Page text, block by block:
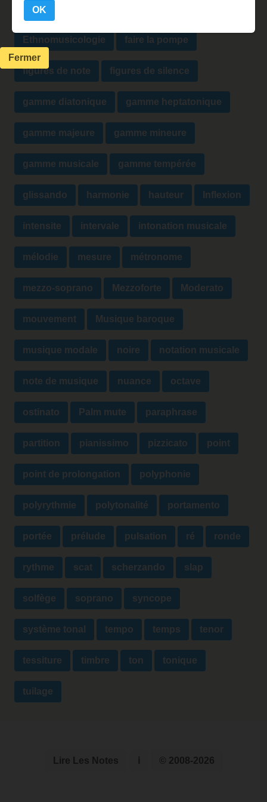
échelle chromatique
Ethnomusicologie faire la pompe
figures de note figures de silence
gamme diatonique gamme heptatonique
gamme majeure gamme mineure
gamme musicale gamme tempérée
glissando harmonie hauteur Inflexion
intensite intervale intonation musicale
mélodie mesure métronome
mezzo-soprano Mezzoforte Moderato
mouvement Musique baroque
musique modale noire notation musicale
note de musique nuance octave
ostinato Palm mute paraphrase
partition pianissimo pizzicato point
point de prolongation polyphonie
polyrythmie polytonalité portamento
portée prélude pulsation ré ronde
rythme scat scherzando slap
solfège soprano syncope
système tonal tempo temps tenor
tessiture timbre ton tonique
tuilage
Lire Les Notes © 2008-2026
OK
Fermer